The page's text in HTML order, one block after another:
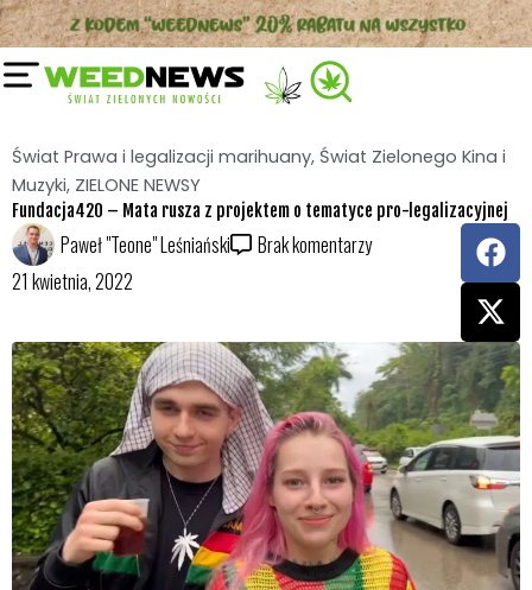
Przejdź
do
treści
Świat Prawa i legalizacji marihuany, Świat Zielonego Kina i
Muzyki, ZIELONE NEWSY
Fundacja420 – Mata rusza z projektem o tematyce pro-legalizacyjnej
Paweł "Teone" Leśniański
Brak komentarzy
21 kwietnia, 2022
F
a
c
e
b
o
o
k
X
-
t
w
i
t
t
e
r